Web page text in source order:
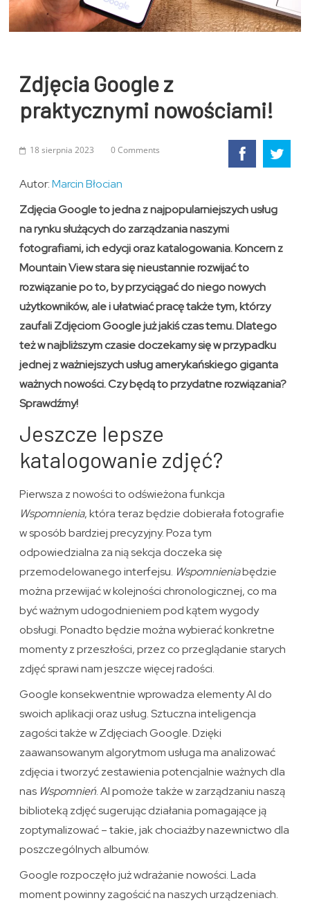
Zdjęcia Google z
praktycznymi nowościami!
18 sierpnia 2023 0 Comments
Autor:Marcin Błocian
Zdjęcia Google to jedna z najpopularniejszych usług
na rynku służących do zarządzania naszymi
fotografiami, ich edycji oraz katalogowania. Koncern z
Mountain View stara się nieustannie rozwijać to
rozwiązanie po to, by przyciągać do niego nowych
użytkowników, ale i ułatwiać pracę także tym, którzy
zaufali Zdjęciom Google już jakiś czas temu. Dlatego
też w najbliższym czasie doczekamy się w przypadku
jednej z ważniejszych usług amerykańskiego giganta
ważnych nowości. Czy będą to przydatne rozwiązania?
Sprawdźmy!
Jeszcze lepsze
katalogowanie zdjęć?
Pierwsza z nowości to odświeżona funkcja
Wspomnienia, która teraz będzie dobierała fotografie
w sposób bardziej precyzyjny. Poza tym
odpowiedzialna za nią sekcja doczeka się
przemodelowanego interfejsu. Wspomnieniabędzie
można przewijać w kolejności chronologicznej, co ma
być ważnym udogodnieniem pod kątem wygody
obsługi. Ponadto będzie można wybierać konkretne
momenty z przeszłości, przez co przeglądanie starych
zdjęć sprawi nam jeszcze więcej radości.
Google konsekwentnie wprowadza elementy AI do
swoich aplikacji oraz usług. Sztuczna inteligencja
zagości także w Zdjęciach Google. Dzięki
zaawansowanym algorytmom usługa ma analizować
zdjęcia i tworzyć zestawienia potencjalnie ważnych dla
nas Wspomnień. AI pomoże także w zarządzaniu naszą
biblioteką zdjęć sugerując działania pomagające ją
zoptymalizować – takie, jak chociażby nazewnictwo dla
poszczególnych albumów.
Google rozpoczęło już wdrażanie nowości. Lada
moment powinny zagościć na naszych urządzeniach.